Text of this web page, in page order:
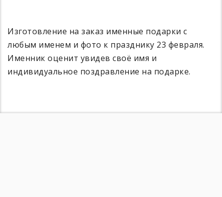
Изготовление на заказ именные подарки с
любым именем и фото к празднику 23 февраля.
Именник оценит увидев своё имя и
индивидуальное поздравление на подарке.